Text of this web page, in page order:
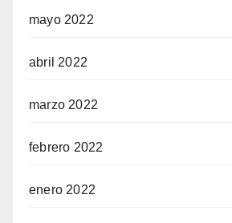
mayo 2022
abril 2022
marzo 2022
febrero 2022
enero 2022